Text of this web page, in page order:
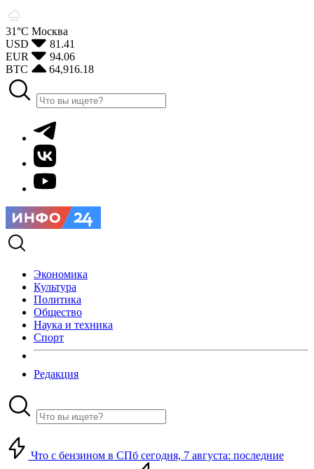
31°С Москва
USD
81.41
EUR
94.06
BTC
64,916.18
Экономика
Культура
Политика
Общество
Наука и техника
Спорт
Редакция
Что с бензином в СПб сегодня, 7 августа: последние